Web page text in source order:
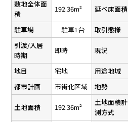
敷地全体面
積
192.36m² 延べ床面積
駐車場 駐車1台 取引態様
引渡/入居
時期
即時 現況
地目 宅地 用途地域
都市計画
市街化区域 地勢
土地面積 192.36m²
土地面積計
測方式